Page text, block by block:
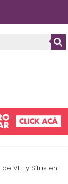
VIH y Sífilis en